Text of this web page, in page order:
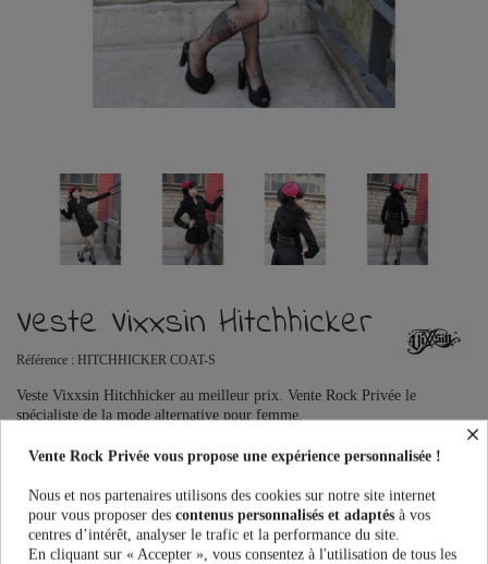
Veste Vixxsin Hitchhicker
Référence : HITCHHICKER COAT-S
Veste Vixxsin Hitchhicker au meilleur prix. Vente Rock Privée le
spécialiste de la mode alternative pour femme.
Ce produit n'est plus en stock
PRÉVENEZ-MOI LORSQUE LE PRODUIT EST DISPONIBLE
×
Vente Rock Privée vous propose une expérience personnalisée !
Nous et nos partenaires utilisons des cookies sur notre site internet
pour vous proposer des contenus personnalisés et adaptés à vos
centres d’intérêt, analyser le trafic et la performance du site.
En cliquant sur « Accepter », vous consentez à l'utilisation de tous les